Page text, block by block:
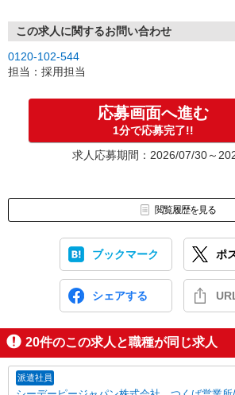
この求人に関するお問い合わせ
0120-102-544
担当：採用担当
応募画面へ進む
1分で応募完了!!
求人応募期間：2026/07/30～
閲覧履歴を見る
ブックマーク ポ
シェアする
20件のこの求人と職種が同じ求人
派遣社員